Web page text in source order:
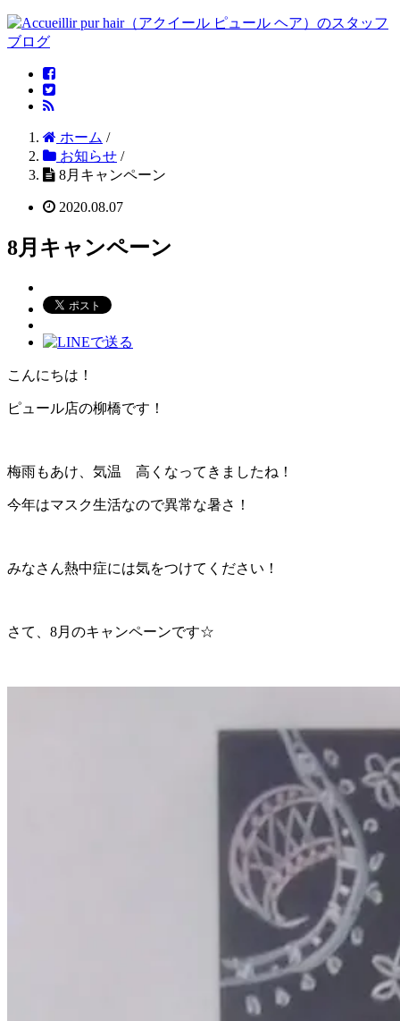
ホーム /
お知らせ /
8月キャンペーン
2020.08.07
8月キャンペーン
こんにちは！
ピュール店の柳橋です！
梅雨もあけ、気温 高くなってきましたね！
今年はマスク生活なので異常な暑さ！
みなさん熱中症には気をつけてください！
さて、8月のキャンペーンです☆